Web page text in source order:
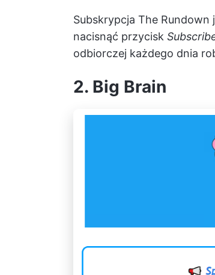
Subskrypcja The
nacisnąć przycisk
odbiorczej każdego dnia
2. Big Brain